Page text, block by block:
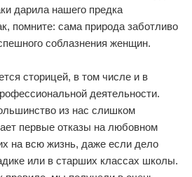
дарила нашего предка
помните: сама природа заботливо
соблазнения женщин.
сторицей, в том числе и в
деятельности.
из нас слишком
первые отказы на любовном
на всю жизнь, даже если дело
или в старших классах школы.